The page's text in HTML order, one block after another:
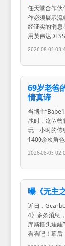
任天堂合作伙
作必须展示
经证实的消息
用英伟达DLSS
2026-08-05
69岁老爸
情真谛
当博主
战时，这位曾
玩一小时的传
1400余次角
2026-08-05
曝《无主
近日，
4》多条消息
库斯摇头娃娃
看看吧！幕后